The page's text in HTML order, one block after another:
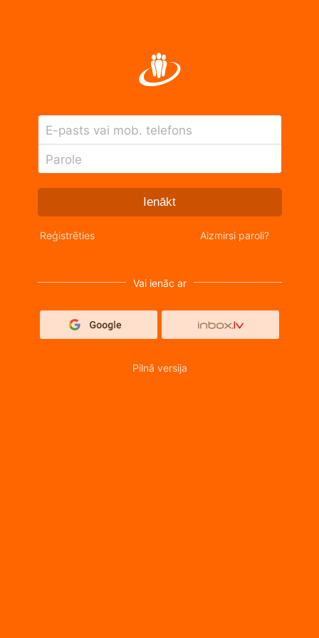
E-pasts vai mob. telefons
Parole
Ienākt
Reģistrēties Aizmirsi paroli?
Vai ienāc ar
Pilnā versija